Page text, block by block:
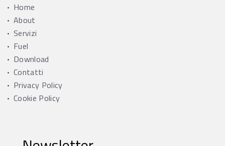
Home
About
Servizi
Fuel
Download
Contatti
Privacy Policy
Cookie Policy